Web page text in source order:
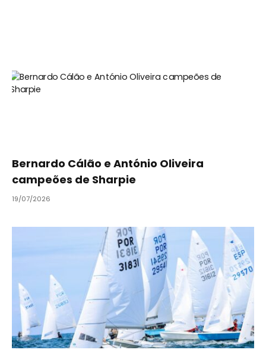
Bernardo Cálão e António Oliveira
campeões de Sharpie
19/07/2026